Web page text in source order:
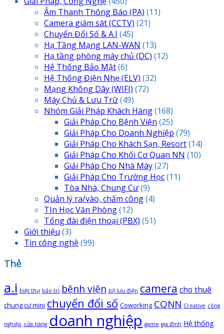
Âm Thanh Thông Báo (PA) (11)
Camera giám sát(CCTV) (21)
Chuyển Đổi Số & A.I (45)
Hạ Tầng Mạng LAN-WAN (13)
Hạ tầng phòng máy chủ (DC) (12)
Hệ Thống Bảo Mật(6)
Hệ Thống Điện Nhẹ(ELV) (32)
Mạng Không Dây(WIFI) (72)
Máy Chủ & Lưu Trữ(49)
Nhóm Giải Pháp Khách Hàng(168)
Giải Pháp Cho Bệnh Viện (25)
Giải Pháp Cho Doanh Nghiệp (79)
Giải Pháp Cho Khách Sạn, Resort(14)
Giải Pháp Cho Khối Cơ Quan NN (10)
Giải Pháp Cho Nhà Máy(27)
Giải Pháp Cho Trường Học(11)
Tòa Nhà, Chung Cư(9)
Quản lý ra/vào, chấm công(4)
TIn Học Văn Phòng(12)
Tổng đài điện thoại (PBX) (51)
Giới thiệu (3)
Tin công nghệ(99)
Thẻ
a.i biệt thự bảo trì bệnh viện bộ lưu điện camera cho thuê
chung cư mini chuyển đổi số Coworking CQNN Creative công
nghiệp cửa hàng doanh nghiệp game gia đình Hệ thống